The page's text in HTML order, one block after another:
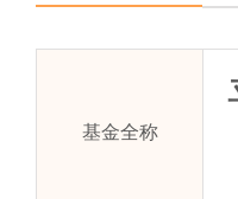
基金全称